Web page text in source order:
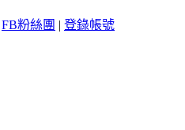
FB粉絲團 | 登錄帳號